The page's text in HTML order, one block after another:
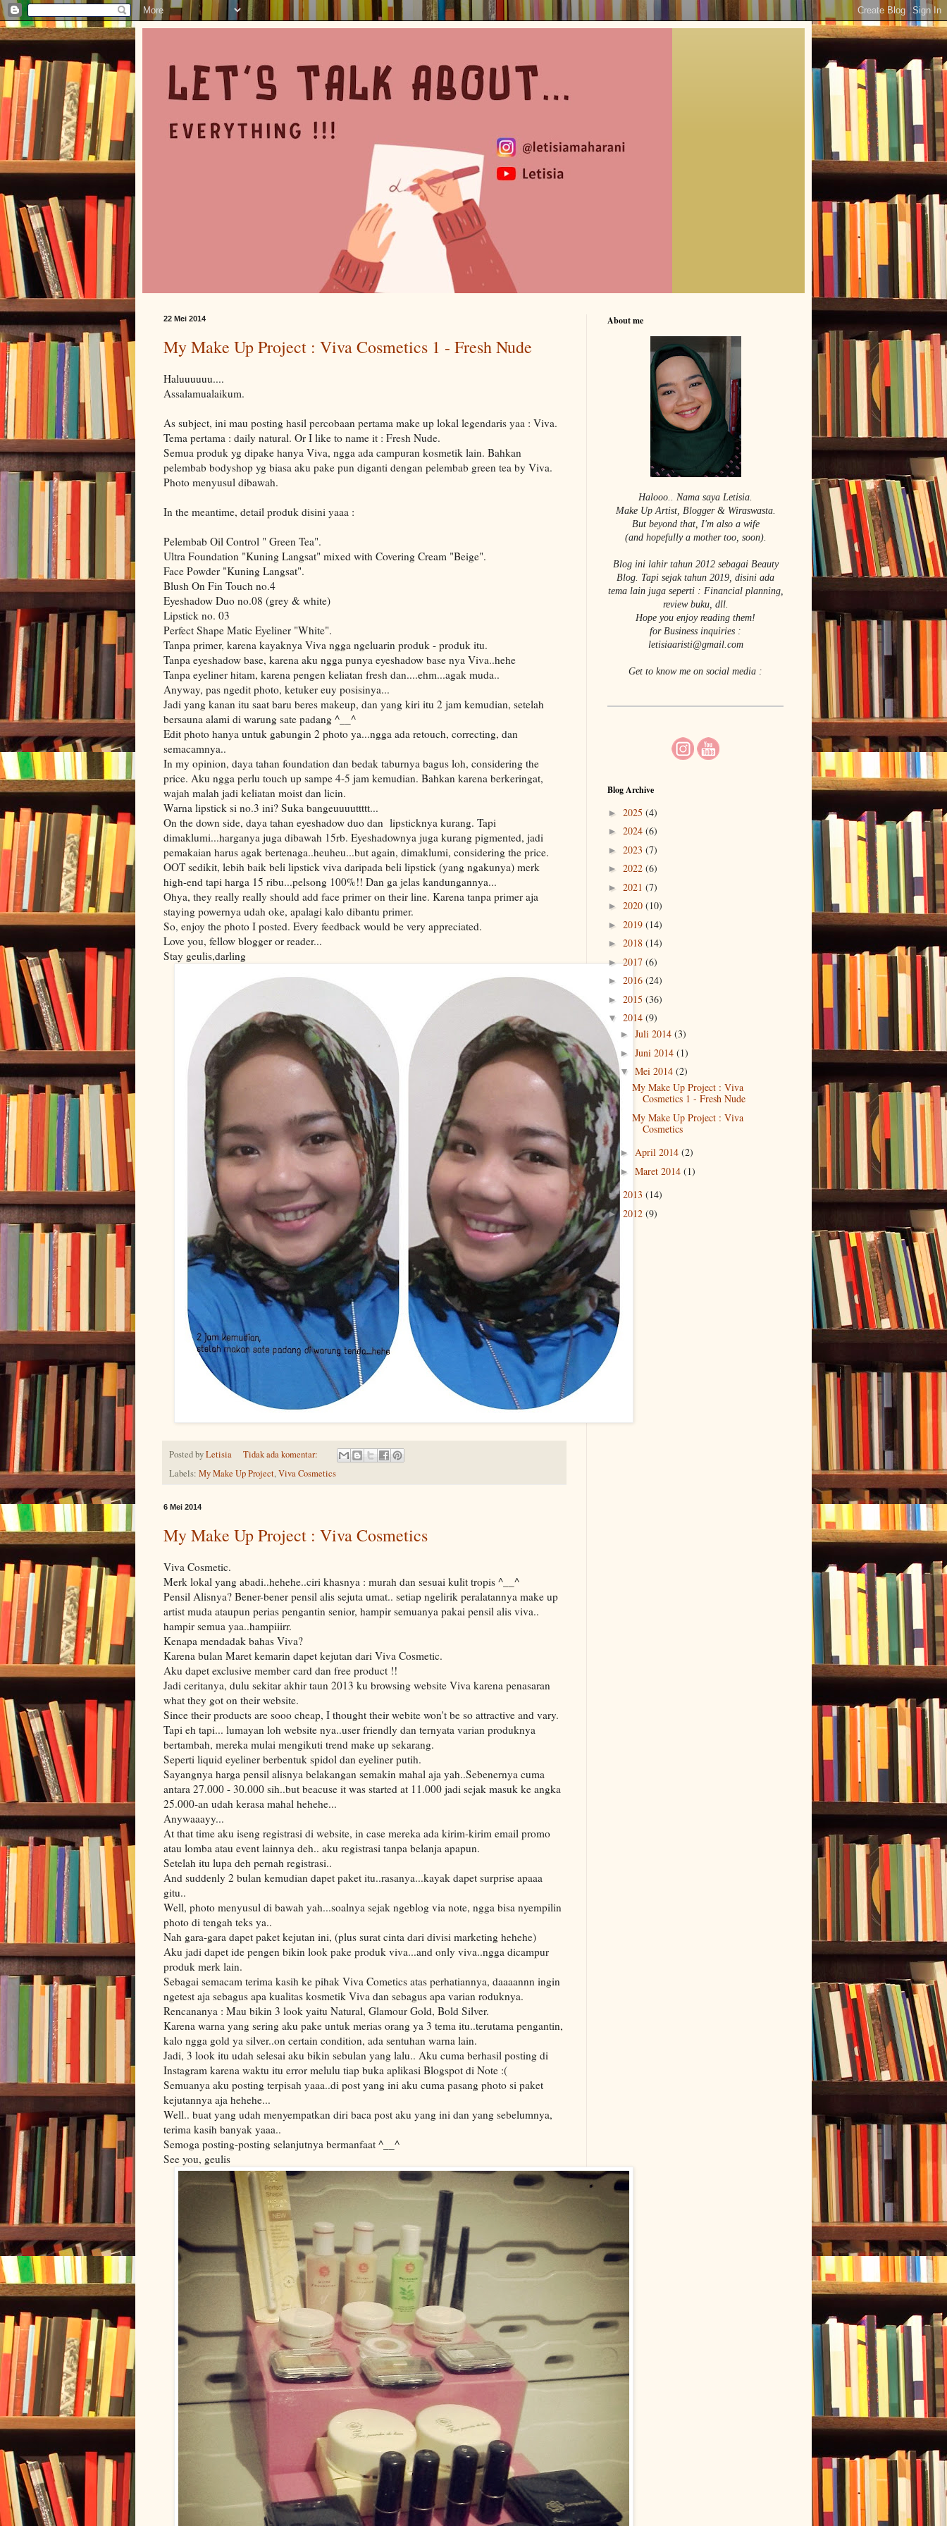
22 Mei 2014
My Make Up Project : Viva Cosmetics 1 - Fresh Nude
Haluuuuuu....
Assalamualaikum.
As subject, ini mau posting hasil percobaan pertama make up lokal legendaris yaa : Viva.
Tema pertama : daily natural. Or I like to name it : Fresh Nude.
Semua produk yg dipake hanya Viva, ngga ada campuran kosmetik lain. Bahkan
pelembab bodyshop yg biasa aku pake pun diganti dengan pelembab green tea by Viva.
Photo menyusul dibawah.
In the meantime, detail produk disini yaaa :
Pelembab Oil Control " Green Tea".
Ultra Foundation "Kuning Langsat" mixed with Covering Cream "Beige".
Face Powder "Kuning Langsat".
Blush On Fin Touch no.4
Eyeshadow Duo no.08 (grey & white)
Lipstick no. 03
Perfect Shape Matic Eyeliner "White".
Tanpa primer, karena kayaknya Viva ngga ngeluarin produk - produk itu.
Tanpa eyeshadow base, karena aku ngga punya eyeshadow base nya Viva..hehe
Tanpa eyeliner hitam, karena pengen keliatan fresh dan....ehm...agak muda..
Anyway, pas ngedit photo, ketuker euy posisinya...
Jadi yang kanan itu saat baru beres makeup, dan yang kiri itu 2 jam kemudian, setelah
bersauna alami di warung sate padang ^__^
Edit photo hanya untuk gabungin 2 photo ya...ngga ada retouch, correcting, dan
semacamnya..
In my opinion, daya tahan foundation dan bedak taburnya bagus loh, considering the
price. Aku ngga perlu touch up sampe 4-5 jam kemudian. Bahkan karena berkeringat,
wajah malah jadi keliatan moist dan licin.
Warna lipstick si no.3 ini? Suka bangeuuuuttttt...
On the down side, daya tahan eyeshadow duo dan lipsticknya kurang. Tapi
dimaklumi...harganya juga dibawah 15rb. Eyeshadownya juga kurang pigmented, jadi
pemakaian harus agak bertenaga..heuheu...but again, dimaklumi, considering the price.
OOT sedikit, lebih baik beli lipstick viva daripada beli lipstick (yang ngakunya) merk
high-end tapi harga 15 ribu...pelsong 100%!! Dan ga jelas kandungannya...
Ohya, they really really should add face primer on their line. Karena tanpa primer aja
staying powernya udah oke, apalagi kalo dibantu primer.
So, enjoy the photo I posted. Every feedback would be very appreciated.
Love you, fellow blogger or reader...
Stay geulis,darling
Posted byLetisia
Tidak ada komentar:
Labels: My Make Up Project,Viva Cosmetics
6 Mei 2014
My Make Up Project : Viva Cosmetics
Viva Cosmetic.
Merk lokal yang abadi..hehehe..ciri khasnya : murah dan sesuai kulit tropis ^__^
Pensil Alisnya? Bener-bener pensil alis sejuta umat.. setiap ngelirik peralatannya make up
artist muda ataupun perias pengantin senior, hampir semuanya pakai pensil alis viva..
hampir semua yaa..hampiiirr.
Kenapa mendadak bahas Viva?
Karena bulan Maret kemarin dapet kejutan dari Viva Cosmetic.
Aku dapet exclusive member card dan free product !!
Jadi ceritanya, dulu sekitar akhir taun 2013 ku browsing website Viva karena penasaran
what they got on their website.
Since their products are sooo cheap, I thought their webite won't be so attractive and vary.
Tapi eh tapi... lumayan loh website nya..user friendly dan ternyata varian produknya
bertambah, mereka mulai mengikuti trend make up sekarang.
Seperti liquid eyeliner berbentuk spidol dan eyeliner putih.
Sayangnya harga pensil alisnya belakangan semakin mahal aja yah..Sebenernya cuma
antara 27.000 - 30.000 sih..but beacuse it was started at 11.000 jadi sejak masuk ke angka
25.000-an udah kerasa mahal hehehe...
Anywaaayy...
At that time aku iseng registrasi di website, in case mereka ada kirim-kirim email promo
atau lomba atau event lainnya deh.. aku registrasi tanpa belanja apapun.
Setelah itu lupa deh pernah registrasi..
And suddenly 2 bulan kemudian dapet paket itu..rasanya...kayak dapet surprise apaaa
gitu..
Well, photo menyusul di bawah yah...soalnya sejak ngeblog via note, ngga bisa nyempilin
photo di tengah teks ya..
Nah gara-gara dapet paket kejutan ini, (plus surat cinta dari divisi marketing hehehe)
Aku jadi dapet ide pengen bikin look pake produk viva...and only viva..ngga dicampur
produk merk lain.
Sebagai semacam terima kasih ke pihak Viva Cometics atas perhatiannya, daaaannn ingin
ngetest aja sebagus apa kualitas kosmetik Viva dan sebagus apa varian roduknya.
Rencananya : Mau bikin 3 look yaitu Natural, Glamour Gold, Bold Silver.
Karena warna yang sering aku pake untuk merias orang ya 3 tema itu..terutama pengantin,
kalo ngga gold ya silver..on certain condition, ada sentuhan warna lain.
Jadi, 3 look itu udah selesai aku bikin sebulan yang lalu.. Aku cuma berhasil posting di
Instagram karena waktu itu error melulu tiap buka aplikasi Blogspot di Note :(
Semuanya aku posting terpisah yaaa..di post yang ini aku cuma pasang photo si paket
kejutannya aja hehehe...
Well.. buat yang udah menyempatkan diri baca post aku yang ini dan yang sebelumnya,
terima kasih banyak yaaa..
Semoga posting-posting selanjutnya bermanfaat ^__^
See you, geulis
About me
Halooo.. Nama saya Letisia.
Make Up Artist, Blogger & Wiraswasta.
But beyond that, I'm also a wife
(and hopefully a mother too, soon).
Blog ini lahir tahun 2012 sebagai Beauty
Blog. Tapi sejak tahun 2019, disini ada
tema lain juga seperti : Financial planning,
review buku, dll.
Hope you enjoy reading them!
for Business inquiries :
letisiaaristi@gmail.com
Get to know me on social media :
Blog Archive
► 2025 (4)
► 2024 (6)
► 2023 (7)
► 2022 (6)
► 2021 (7)
► 2020 (10)
► 2019 (14)
► 2018 (14)
►2017 (6)
► 2016 (24)
► 2015 (36)
▼ 2014 (9)
► Juli 2014 (3)
► Juni 2014 (1)
▼ Mei 2014 (2)
My Make Up Project : Viva
Cosmetics 1 - Fresh Nude
My Make Up Project : Viva
Cosmetics
► April 2014 (2)
► Maret 2014 (1)
► 2013 (14)
► 2012 (9)